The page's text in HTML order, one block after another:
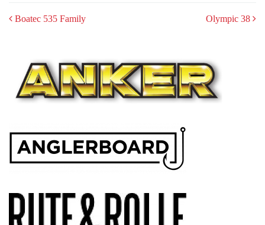
POST
Boatec 535 Family Olympic 38